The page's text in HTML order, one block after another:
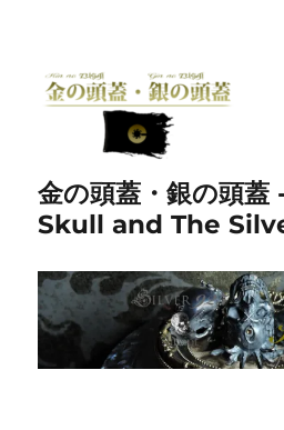
金の頭蓋・銀の頭
Skull and The